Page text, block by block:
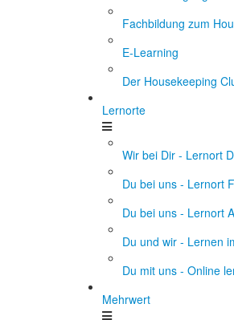
Fachbildung zum
E-Learning
Der Housekeeping
Lernorte
Wir bei Dir - Lernort
Du bei uns - Lernort
Du bei uns - Lernort
Du und wir - Lernen
Du mit uns - Online
Mehrwert